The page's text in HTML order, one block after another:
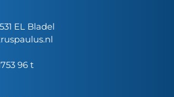
EL Bladel
96 t